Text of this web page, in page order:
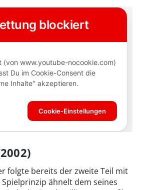
folgte bereits der zweite Teil mit
Spielprinzip ähnelt dem seines